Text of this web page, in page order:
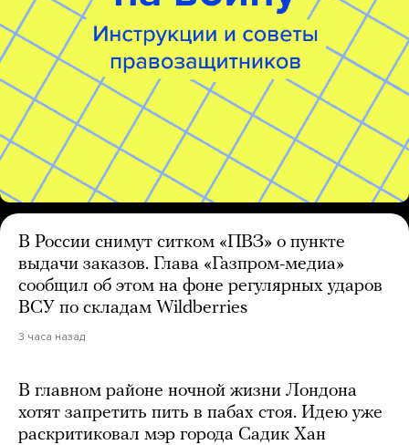
В России снимут ситком «ПВЗ» о пункте
выдачи заказов. Глава «Газпром-медиа»
сообщил об этом на фоне регулярных ударов
ВСУ по складам Wildberries
3 часа назад
В главном районе ночной жизни Лондона
хотят запретить пить в пабах стоя. Идею уже
раскритиковал мэр города Садик Хан